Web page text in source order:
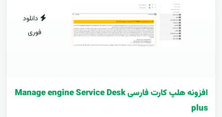
دانلود
فوری
افزونه هلپ کارت فارسی Manage engine Service Desk
plus